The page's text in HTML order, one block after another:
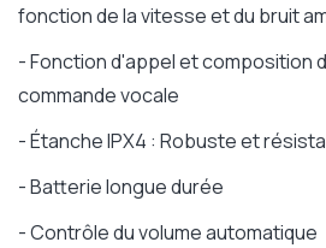
fonction de la vitesse et du bruit
- Fonction d'appel et composition
commande vocale
- Étanche IPX4 : Robuste et
- Batterie longue durée
- Contrôle du volume automatique